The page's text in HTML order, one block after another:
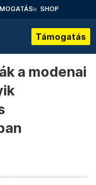
SHOP
Támogatás
a modenai